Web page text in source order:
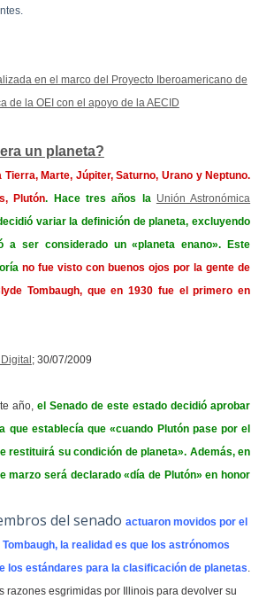
en el marco del Proyecto Iberoamericano de
de la OEI con el apoyo de la AECID
un planeta?
Tierra, Marte, Júpiter, Saturno, Urano y Neptuno.
Plutón. Hace tres años la Unión Astronómica
variar la definición de planeta, excluyendo
a ser considerado un «planeta enano». Este
no fue visto con buenos ojos por la gente de
Tombaugh, que en 1930 fue el primero en
; 30/07/2009
año, el Senado de este estado decidió aprobar
que establecía que «cuando Plutón pase por el
restituirá su condición de planeta». Además, en
marzo será declarado «día de Plutón» en honor
del senado actuaron movidos por el
la realidad es que los astrónomos
los estándares para la clasificación de planetas.
razones esgrimidas por Illinois para devolver su